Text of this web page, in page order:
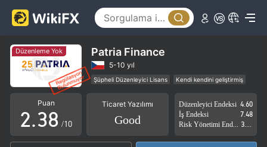
Düzenleme Yok Patria Finance
5-10 yıl
Şüpheli Düzenleyici Lisans
Kendi kendini geliştirmiş
Şüpheli İş Kapsamı
Yüksek düzeyde potansiyel risk
Puan
0
1
2.
0
1
2
3
4
5
6
7
8 /10
Ticaret Yazılımı
Good
Düzenleyici Endeksi 4.60
İş Endeksi
7.48